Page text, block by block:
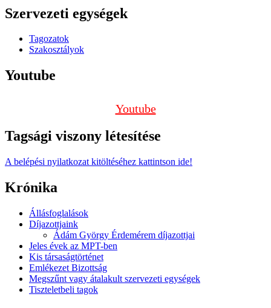
Szervezeti egységek
Tagozatok
Szakosztályok
Youtube
Youtube
Tagsági viszony létesítése
A belépési nyilatkozat kitöltéséhez kattintson ide!
Krónika
Állásfoglalások
Díjazottjaink
Ádám György Érdemérem díjazottjai
Jeles évek az MPT-ben
Kis társaságtörténet
Emlékezet Bizottság
Megszűnt vagy átalakult szervezeti egységek
Tiszteletbeli tagok